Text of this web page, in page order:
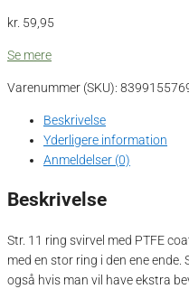
kr. 59,95
Se mere
Varenummer (SKU):
Beskrivelse
Yderligere information
Anmeldelser (0)
Beskrivelse
Str. 11 ring svirvel med PTFE
med en stor ring i den ene
også hvis man vil have ekstra